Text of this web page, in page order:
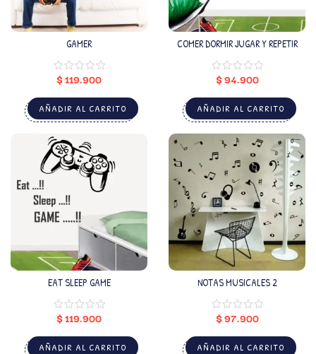
GAMER
$119.900
AÑADIR AL CARRITO
COMER DORMIR JUGAR Y REPETIR
$94.900
AÑADIR AL CARRITO
EAT SLEEP GAME
$119.900
AÑADIR AL CARRITO
NOTAS MUSICALES 2
$97.900
AÑADIR AL CARRITO